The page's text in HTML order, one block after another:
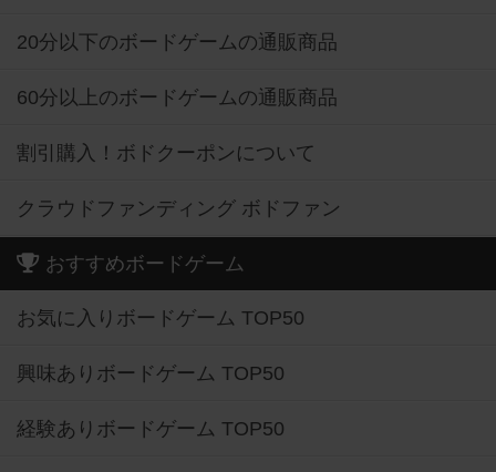
20分以下のボードゲームの通販商品
60分以上のボードゲームの通販商品
割引購入！ボドクーポンについて
クラウドファンディング ボドファン
おすすめボードゲーム
お気に入りボードゲーム TOP50
興味ありボードゲーム TOP50
経験ありボードゲーム TOP50